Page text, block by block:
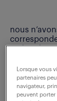
nous
recherche.
Lorsque vous
partenaires
navigateur,
peuvent porter